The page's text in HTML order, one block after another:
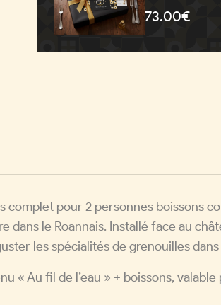
73.00€
pour 2 personnes boissons
dans le Roannais. Installé face au
les spécialités de grenouilles
« Au fil de l’eau » + boissons,